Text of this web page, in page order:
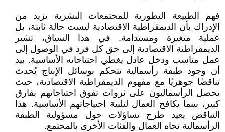
فهم الطبيعة التطورية للمجتمعات البشرية يزيد من
الإدراك بأن الديمقراطية الاقتصادية ليست حالة ثابتة، بل
عملية متغيرة ومستدامة. في هذا السياق، تشير
الديمقراطية الاقتصادية إلى حق كل فرد في الوصول إلى
عمل مناسب ودخل عادل يغطي احتياجاته الأساسية. بيد
أن وجود طبقة رأسمالية تتحكم بوسائل الإنتاج يُحدث
تناقضًا جوهريًا مع مفهوم الديمقراطية الاقتصادية، حيث
يحصل الرأسماليون على ثروات تفوق احتياجاتهم بفارق
كبير، بينما يكافح العمال لتلبية احتياجاتهم الأساسية. هذا
التناقض يعيد طرح تساؤلات حول مسؤولية الطبقة
الرأسمالية تجاه العمال والفئات الأخرى بالمجتمع.